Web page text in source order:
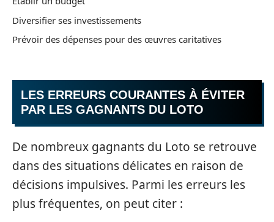
Diversifier ses investissements
Prévoir des dépenses pour des œuvres caritatives
LES ERREURS COURANTES À ÉVITER
PAR LES GAGNANTS DU LOTO
De nombreux gagnants du Loto se retrouve
dans des situations délicates en raison de
décisions impulsives. Parmi les erreurs les
plus fréquentes, on peut citer :